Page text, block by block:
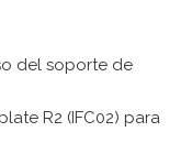
del soporte de
R2 (IFC02) para